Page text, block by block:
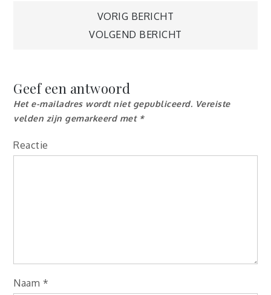
Berichtnavigatie
VORIG BERICHT
VOLGEND BERICHT
Geef een antwoord
Het e-mailadres wordt niet gepubliceerd. Vereiste
velden zijn gemarkeerd met *
Reactie
Naam *